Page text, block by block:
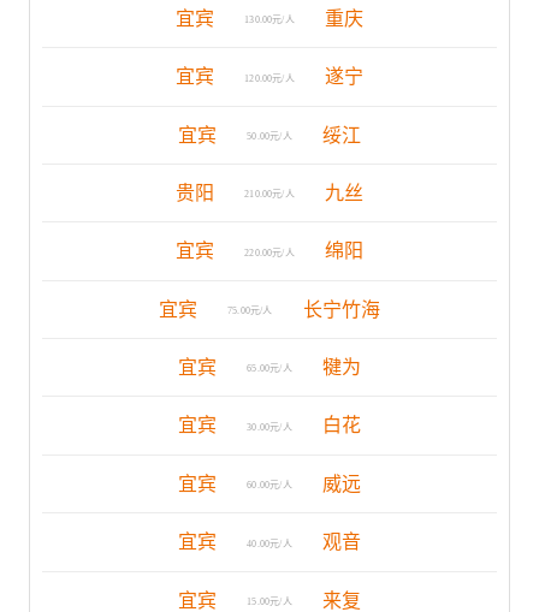
宜宾 130.00元/人 重庆
宜宾 120.00元/人 遂宁
宜宾 50.00元/人 绥江
贵阳 210.00元/人 九丝
宜宾 220.00元/人 绵阳
宜宾 75.00元/人 长宁竹海
宜宾 65.00元/人 犍为
宜宾 30.00元/人 白花
宜宾 60.00元/人 威远
宜宾 40.00元/人 观音
宜宾 15.00元/人 来复